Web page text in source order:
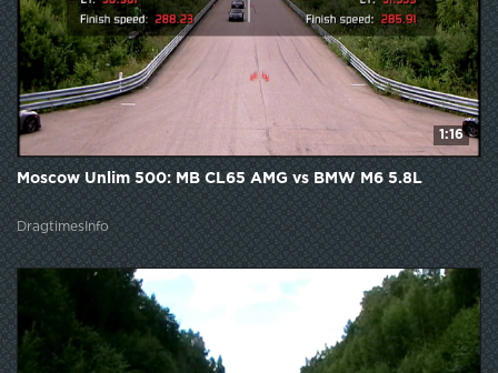
1:16
Moscow Unlim 500: MB CL65 AMG vs BMW M6 5.8L
DragtimesInfo